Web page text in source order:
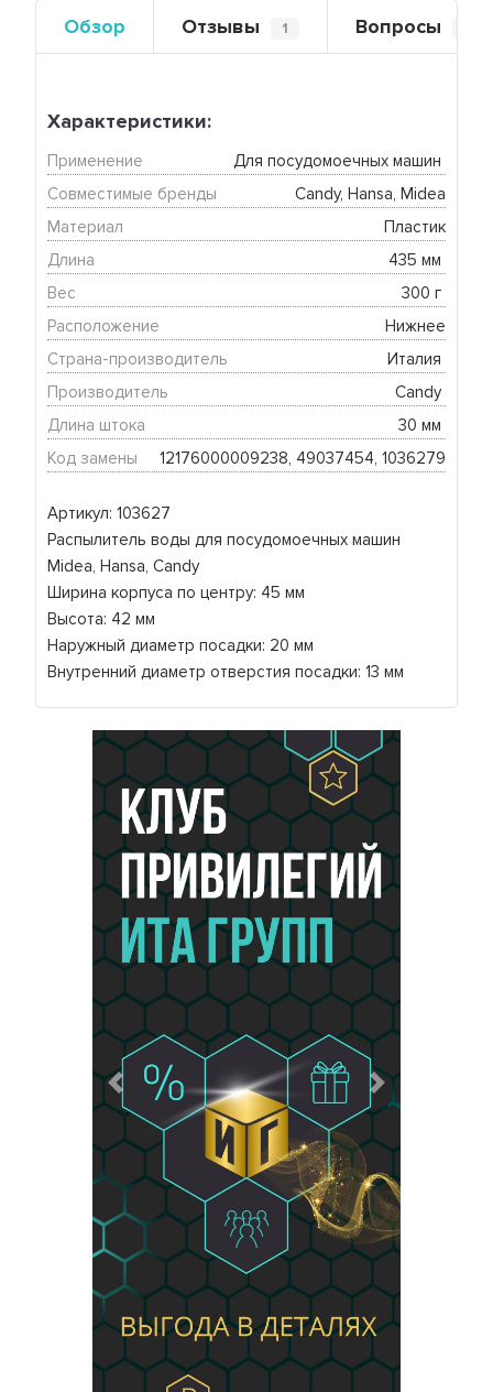
Обзор Отзывы 1 Вопросы
Артикул: 103627
Распылитель воды для посудомоечных машин
Midea, Hansa, Candy
Ширина корпуса по центру: 45 мм
Высота: 42 мм
Наружный диаметр посадки: 20 мм
Внутренний диаметр отверстия посадки: 13 мм
Характеристики:
Применение
Для посудомоечных машин
Совместимые бренды
Candy, Hansa, Midea
Материал
Пластик
Длина
435 мм
Вес
300 г
Расположение
Нижнее
Страна-производитель
Италия
Производитель
Candy
Длина штока
30 мм
Код замены
12176000009238, 49037454, 1036279
Предыдущий Следующий